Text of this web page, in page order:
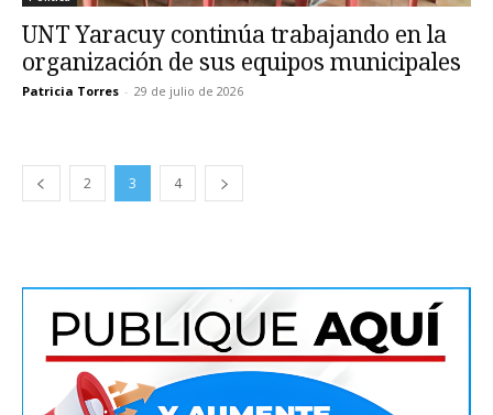
UNT Yaracuy continúa trabajando en la
organización de sus equipos municipales
Patricia Torres - 29 de julio de 2026
2 3 4